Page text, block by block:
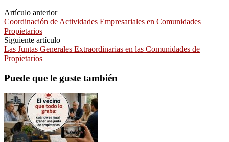
Artículo anterior
Coordinación de Actividades Empresariales en Comunidades
Propietarios
Siguiente artículo
Las Juntas Generales Extraordinarias en las Comunidades de
Propietarios
Puede que le guste también